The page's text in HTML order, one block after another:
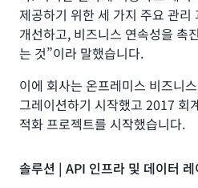
제공하기 위한 세 가지 주요 관리
개선하고, 비즈니스 연속성을 촉
는 것”이라 말했습니다.
이에 회사는 온프레미스 비즈니
그레이션하기 시작했고 2017 회
적화 프로젝트를 시작했습니다.
솔루션 | API 인프라 및 데이터